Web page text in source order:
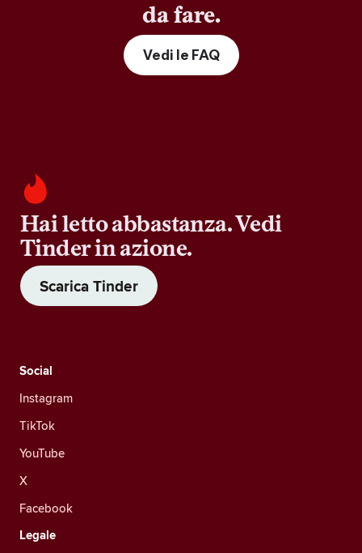
da fare.
Vedi le FAQ
Hai letto abbastanza. Vedi
Tinder in azione.
Scarica Tinder
Social
Instagram
TikTok
YouTube
X
Facebook
Legale